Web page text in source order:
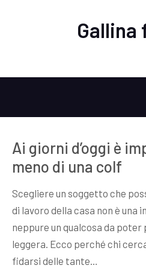
Gallina
Ai giorni d’oggi è
meno di una colf
Scegliere un soggetto che
di lavoro della casa non è una
neppure un qualcosa da
leggera. Ecco perché chi
fidarsi delle tante…